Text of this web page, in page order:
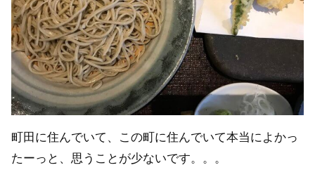
町田に住んでいて、この町に住んでいて本当によかっ
たーっと、思うことが少ないです。。。